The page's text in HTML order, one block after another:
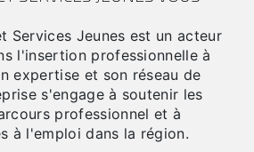
Services Jeunes est un acteur
l'insertion professionnelle à
expertise et son réseau de
s'engage à soutenir les
professionnel et à
à l'emploi dans la région.